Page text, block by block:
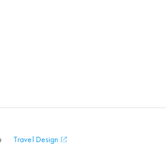
Travel Design